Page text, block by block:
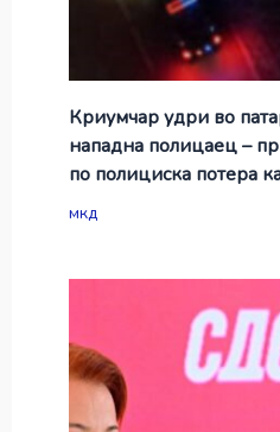
Криумчар удри во
нападна полицаец –
по полициска потера
мкд